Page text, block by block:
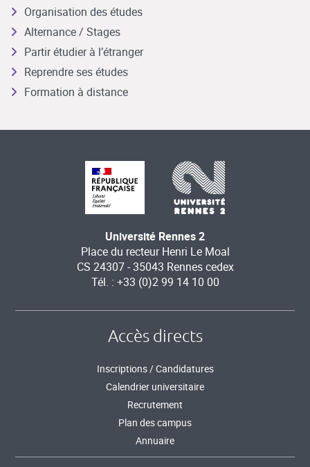
Organisation des études
Alternance / Stages
Partir étudier à l’étranger
Reprendre ses études
Formation à distance
Université Rennes 2
Place du recteur Henri Le Moal
CS 24307 - 35043 Rennes cedex
Tél. : +33 (0)2 99 14 10 00
Accès directs
Inscriptions / Candidatures
Calendrier universitaire
Recrutement
Plan des campus
Annuaire